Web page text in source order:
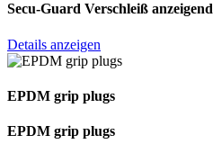
Secu-Guard Verschleiß anzeigend
Details anzeigen
EPDM grip plugs
EPDM grip plugs